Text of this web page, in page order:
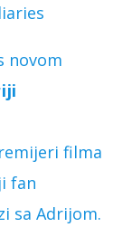
novom
filma
fan
sa Adrijom.